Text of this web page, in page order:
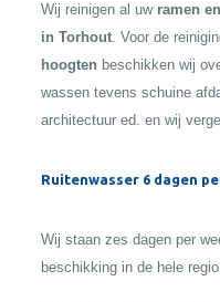
Wij reinigen al uw ramen
in Torhout. Voor de
hoogten beschikken wij
wassen tevens schuine
architectuur ed. en wij
Ruitenwasser 6 dagen
Wij staan zes dagen per
beschikking in de hele